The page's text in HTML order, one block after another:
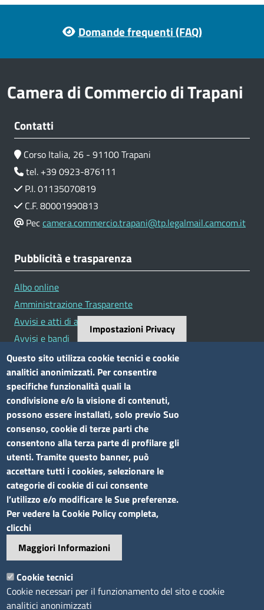
Domande frequenti (FAQ)
Camera di Commercio di Trapani
Contatti
Corso Italia, 26 - 91100 Trapani
tel. +39 0923-876111
P.I. 01135070819
C.F. 80001990813
Peccamera.commercio.trapani@tp.legalmail.camcom.it
Pubblicità e trasparenza
Albo online
Amministrazione Trasparente
Avvisi e atti di altre Amministrazioni
Avvisi e bandi
Bandi di concorso
Siti tematici
Elenco siti tematici
Seguici su
Sito web
Accesso riservato
Mappa del sito
Footer
Feed RSS
Note legali
Impostazioni Privacy
Questo sito utilizza cookie tecnici e cookie
analitici anonimizzati. Per consentire
specifiche funzionalità quali la
condivisione e/o la visione di contenuti,
possono essere installati, solo previo Suo
consenso, cookie di terze parti che
consentono alla terza parte di profilare gli
utenti. Tramite questo banner, può
accettare tutti i cookies, selezionare le
categorie di cookie di cui consente
l’utilizzo e/o modificare le Sue preferenze.
Per vedere la Cookie Policy completa,
clicchi
Maggiori Informazioni
Cookie tecnici
Cookie necessari per il funzionamento del sito e cookie
analitici anonimizzati